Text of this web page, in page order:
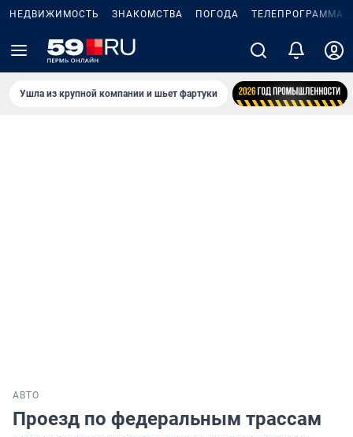
НЕДВИЖИМОСТЬ ЗНАКОМСТВА ПОГОДА ТЕЛЕПРОГРАММА
Ушла из крупной компании и шьет фартуки
АВТО
Проезд по федеральным трассам